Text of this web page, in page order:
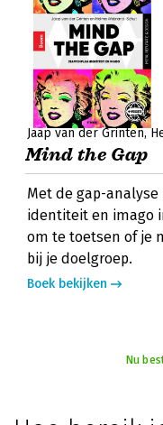
Jaap van der Grinten
Mind the Gap
Met de gap-
identiteit en imago
om te toetsen of je
bij je doelgroep.
Boek bekijken
Nu